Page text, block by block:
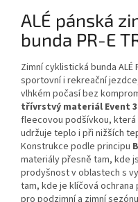
ALÉ pánská
bunda PR-E
Zimní cyklistická bunda ALÉ
sportovní i rekreační
vlhkém počasí bez
třívrstvý materiál Event
fleecovou podšívkou,
udržuje teplo i při nižších
Konstrukce podle principu
materiály přesně tam, kde
prodyšnost v oblastech s
tam, kde je klíčová ochrana